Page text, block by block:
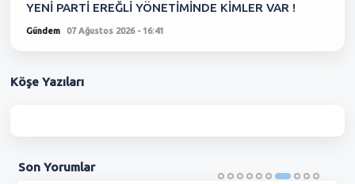
YENİ PARTİ EREĞLİ YÖNETİMİNDE KİMLER VAR !
Gündem 07 Ağustos 2026 - 16:41
Köşe Yazıları
Son Yorumlar